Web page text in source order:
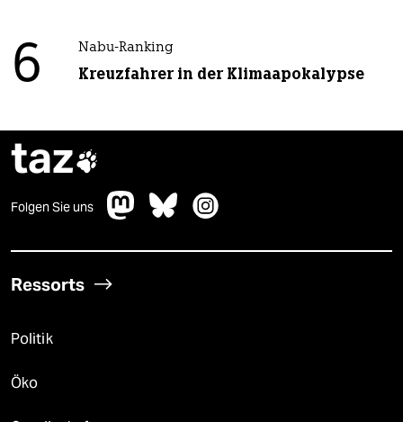
6 Nabu-Ranking
Kreuzfahrer in der Klimaapokalypse
taz
Folgen Sie uns
Ressorts
Politik
Öko